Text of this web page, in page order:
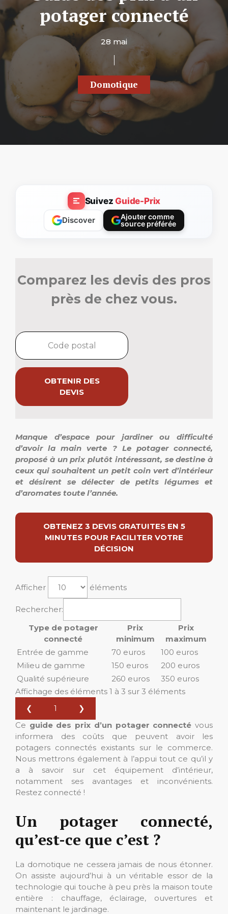
potager connecté
28 mai
Domotique
SuivezGuide-Prix
Discover
Ajouter comme
source préférée
Comparez les devis des pros
près de chez vous.
OBTENIR DES
DEVIS
Manque d’espace pour jardiner ou difficulté
d’avoir la main verte ? Le potager connecté,
proposé à un prix plutôt intéressant, se destine à
ceux qui souhaitent un petit coin vert d’intérieur
et désirent se délecter de petits légumes et
d’aromates toute l’année.
OBTENEZ 3 DEVIS GRATUITES EN 5
MINUTES POUR FACILITER VOTRE
DÉCISION
Afficher éléments
Rechercher:
Type de potager
connecté
Prix
minimum
Prix
maximum
Entrée de gamme
70 euros
100 euros
Milieu de gamme
150 euros
200 euros
Qualité supérieure
260 euros
350 euros
Affichage des éléments 1 à 3 sur 3 éléments
❮
1
❯
Ce guide des prix d’un potager connecté vous
informera des coûts que peuvent avoir les
potagers connectés existants sur le commerce.
Nous mettrons également à l’appui tout ce qu’il y
a à savoir sur cet équipement d’intérieur,
notamment ses avantages et inconvénients.
Restez connecté !
Un potager connecté,
qu’est-ce que c’est ?
La domotique ne cessera jamais de nous étonner.
On assiste aujourd’hui à un véritable essor de la
technologie qui touche à peu près la maison toute
entière : chauffage, éclairage, ouvertures et
maintenant le jardinage.